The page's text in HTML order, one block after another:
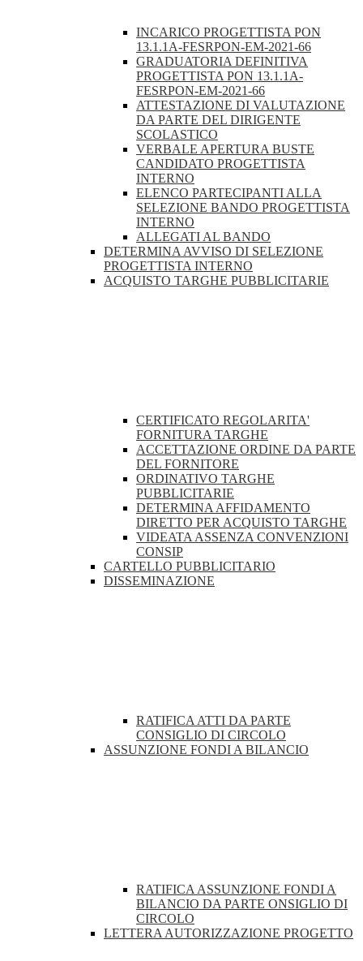
INCARICO PROGETTISTA PON
13.1.1A-FESRPON-EM-2021-66
GRADUATORIA DEFINITIVA
PROGETTISTA PON 13.1.1A-
FESRPON-EM-2021-66
ATTESTAZIONE DI VALUTAZIONE
DA PARTE DEL DIRIGENTE
SCOLASTICO
VERBALE APERTURA BUSTE
CANDIDATO PROGETTISTA
INTERNO
ELENCO PARTECIPANTI ALLA
SELEZIONE BANDO PROGETTISTA
INTERNO
ALLEGATI AL BANDO
DETERMINA AVVISO DI SELEZIONE
PROGETTISTA INTERNO
ACQUISTO TARGHE PUBBLICITARIE
CERTIFICATO REGOLARITA'
FORNITURA TARGHE
ACCETTAZIONE ORDINE DA PARTE
DEL FORNITORE
ORDINATIVO TARGHE
PUBBLICITARIE
DETERMINA AFFIDAMENTO
DIRETTO PER ACQUISTO TARGHE
VIDEATA ASSENZA CONVENZIONI
CONSIP
CARTELLO PUBBLICITARIO
DISSEMINAZIONE
RATIFICA ATTI DA PARTE
CONSIGLIO DI CIRCOLO
ASSUNZIONE FONDI A BILANCIO
RATIFICA ASSUNZIONE FONDI A
BILANCIO DA PARTE ONSIGLIO DI
CIRCOLO
LETTERA AUTORIZZAZIONE PROGETTO